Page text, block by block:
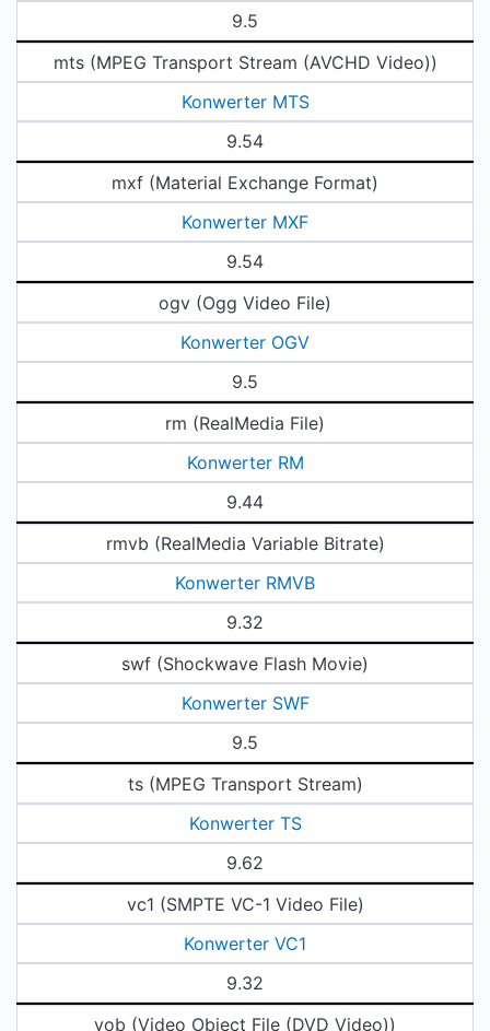
9.5
mts (MPEG Transport Stream (AVCHD Video))
Konwerter MTS
9.54
mxf (Material Exchange Format)
Konwerter MXF
9.54
ogv (Ogg Video File)
Konwerter OGV
9.5
rm (RealMedia File)
Konwerter RM
9.44
rmvb (RealMedia Variable Bitrate)
Konwerter RMVB
9.32
swf (Shockwave Flash Movie)
Konwerter SWF
9.5
ts (MPEG Transport Stream)
Konwerter TS
9.62
vc1 (SMPTE VC-1 Video File)
Konwerter VC1
9.32
vob (Video Object File (DVD Video))